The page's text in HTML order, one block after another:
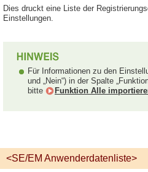
Dies druckt eine Liste der
Einstellungen.
Für Informationen zu den
und „Nein“) in der Spalte
bitte
Funktion Alle
<SE/EM Anwenderdatenliste>